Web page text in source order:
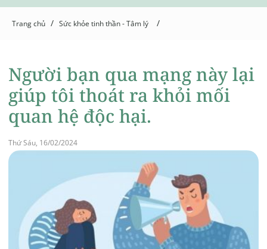
Trang chủ / Sức khỏe tinh thần - Tâm lý /
Người bạn qua mạng này lại
giúp tôi thoát ra khỏi mối
quan hệ độc hại.
Thứ Sáu, 16/02/2024